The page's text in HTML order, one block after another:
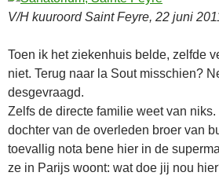
V/H kuuroord Saint Feyre, 22 juni
Toen ik het ziekenhuis belde, zelfde
niet. Terug naar la Sout misschien?
desgevraagd.
Zelfs de directe familie weet van
dochter van de overleden broer van
toevallig nota bene hier in de
ze in Parijs woont: wat doe jij nou